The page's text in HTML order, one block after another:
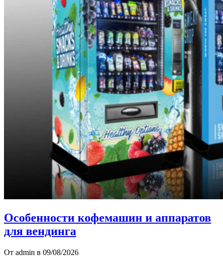
Особенности кофемашин и аппаратов
для вендинга
От admin в 09/08/2026